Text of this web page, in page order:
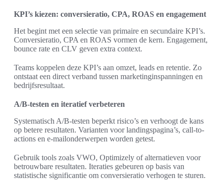
KPI’s kiezen: conversieratio, CPA, ROAS en engagement
Het begint met een selectie van primaire en secundaire KPI’s.
Conversieratio, CPA en ROAS vormen de kern. Engagement,
bounce rate en CLV geven extra context.
Teams koppelen deze KPI’s aan omzet, leads en retentie. Zo
ontstaat een direct verband tussen marketinginspanningen en
bedrijfsresultaat.
A/B-testen en iteratief verbeteren
Systematisch A/B-testen beperkt risico’s en verhoogt de kans
op betere resultaten. Varianten voor landingspagina’s, call-to-
actions en e-mailonderwerpen worden getest.
Gebruik tools zoals VWO, Optimizely of alternatieven voor
betrouwbare resultaten. Iteraties gebeuren op basis van
statistische significantie om conversieratio verhogen te sturen.